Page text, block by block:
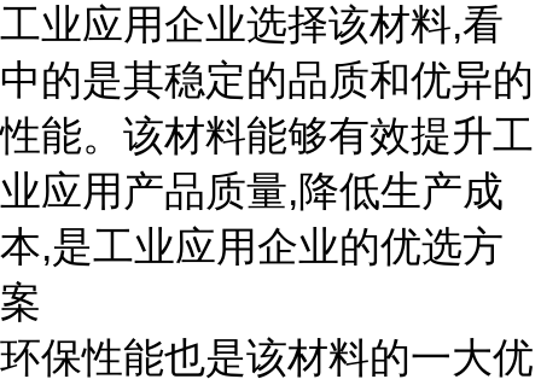
工业应用企业选择该材料,看
中的是其稳定的品质和优异的
性能。该材料能够有效提升工
业应用产品质量,降低生产成
本,是工业应用企业的优选方
案
环保性能也是该材料的一大优